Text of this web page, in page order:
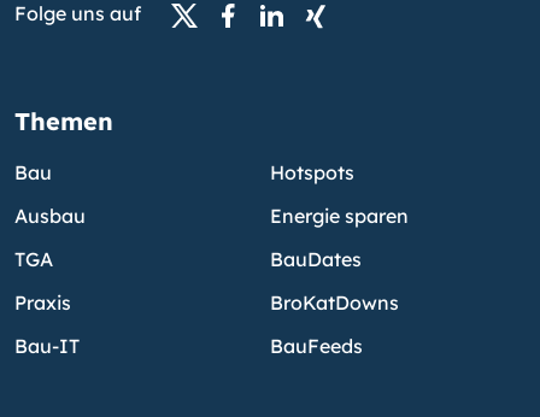
Folge uns auf
Themen
Bau
Ausbau
TGA
Praxis
Bau-IT
Hotspots
Energie sparen
BauDates
BroKatDowns
BauFeeds